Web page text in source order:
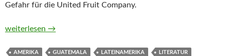
Gefahr für die United Fruit Company.
Harte Jahre von Mario Vargas Llosa
weiterlesen →
AMERIKA GUATEMALA LATEINAMERIKA LITERATUR